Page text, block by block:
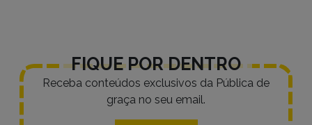
FIQUE POR DENTRO
Receba conteúdos exclusivos da Pública de
graça no seu email.